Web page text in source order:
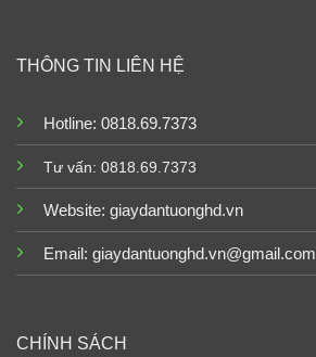
THÔNG TIN LIÊN HỆ
Hotline: 0818.69.7373
Tư vấn: 0818.69.7373
Website: giaydantuonghd.vn
Email: giaydantuonghd.vn@gmail.com
CHÍNH SÁCH